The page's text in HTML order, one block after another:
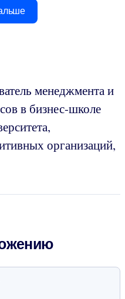
менеджмента и
в бизнес-школе
организаций,